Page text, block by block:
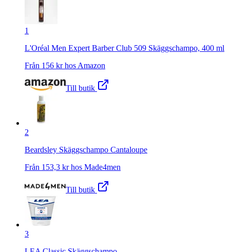
1
L'Oréal Men Expert Barber Club 509 Skäggschampo, 400 ml
Från 156 kr hos Amazon
Till butik
2
Beardsley Skäggschampo Cantaloupe
Från 153,3 kr hos Made4men
Till butik
3